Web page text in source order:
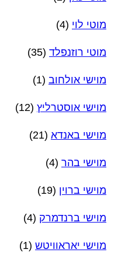
מוטי לוי (4)
מוטי רוזנפלד (35)
מוישי אולחוב (1)
מוישי אוסטרליץ (12)
מוישי באנדא (21)
מוישי בהר (4)
מוישי ברוין (19)
מוישי ברנדמרק (4)
מוישי יאראוויטש (1)